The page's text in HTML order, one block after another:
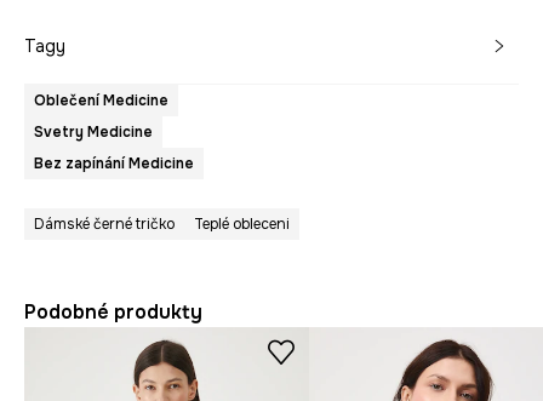
Tagy
Oblečení Medicine
Svetry Medicine
Bez zapínání Medicine
Dámské černé tričko Teplé obleceni
Podobné produkty